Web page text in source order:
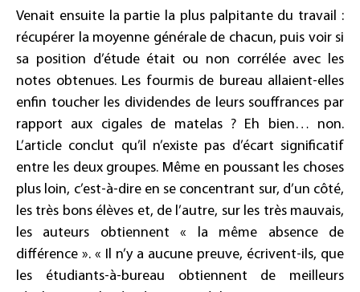
Venait ensuite la partie la plus palpitante du travail :
récupérer la moyenne générale de chacun, puis voir si
sa position d’étude était ou non corrélée avec les
notes obtenues. Les fourmis de bureau allaient-elles
enfin toucher les dividendes de leurs souffrances par
rapport aux cigales de matelas ? Eh bien… non.
L’article conclut qu’il n’existe pas d’écart significatif
entre les deux groupes. Même en poussant les choses
plus loin, c’est-à-dire en se concentrant sur, d’un côté,
les très bons élèves et, de l’autre, sur les très mauvais,
les auteurs obtiennent « la même absence de
différence ». « Il n’y a aucune preuve, écrivent-ils, que
les étudiants-à-bureau obtiennent de meilleurs